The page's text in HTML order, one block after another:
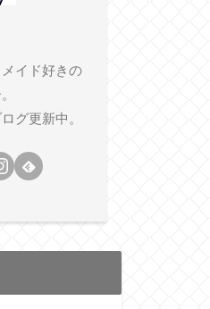
イド好きの
グ更新中。